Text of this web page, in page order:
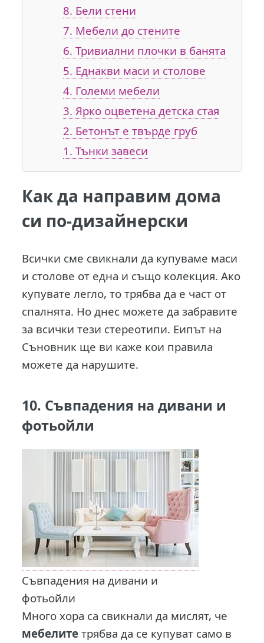
8. Бели стени
7. Мебели до стените
6. Тривиални плочки в банята
5. Еднакви маси и столове
4. Големи мебели
3. Ярко оцветена детска стая
2. Бетонът е твърде груб
1. Тънки завеси
Как да направим дома
си по-дизайнерски
Всички сме свикнали да купуваме маси
и столове от една и също колекция. Ако
купувате легло, то трябва да е част от
спалнята. Но днес можете да забравите
за всички тези стереотипи. Еипът на
Съновник ще ви каже кои правила
можете да нарушите.
10. Съвпадения на дивани и
фотьойли
Съвпадения на дивани и
фотьойли
Много хора са свикнали да мислят, че
мебелите трябва да се купуват само в